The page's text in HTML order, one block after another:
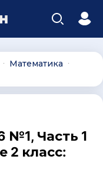
∙ Математика ∙
№1, Часть 1
2 класс: